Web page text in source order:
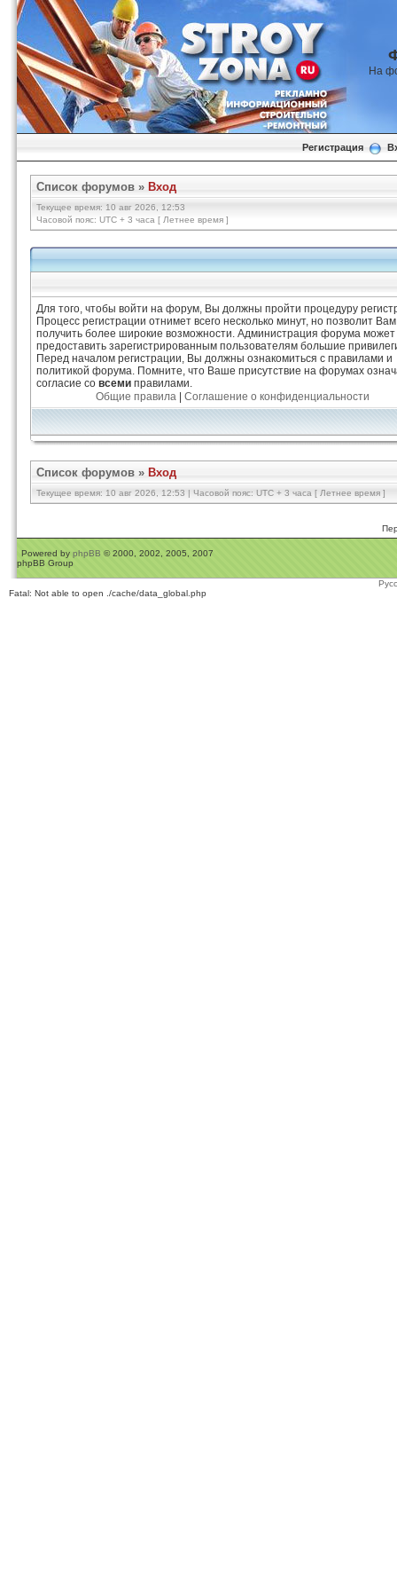
На
Регистрация
Список форумов » Вход
Текущее время: 10 авг 2026, 12:53
Часовой пояс: UTC + 3 часа [ Летнее время ]
Для того, чтобы войти на форум, Вы должны пройти процедуру
Процесс регистрации отнимет всего несколько минут, но позволит Вам
получить более широкие возможности. Администрация форума может
предоставить зарегистрированным пользователям большие
Перед началом регистрации, Вы должны ознакомиться с правилами и
политикой форума. Помните, что Ваше присутствие на форумах
согласие со всеми правилами.
Общие правила
Соглашение о конфиденциальности
Список форумов » Вход
Текущее время: 10 авг 2026, 12:53 | Часовой пояс: UTC + 3 часа [ Летнее время ]
Powered by phpBB © 2000, 2002, 2005, 2007
phpBB Group
Fatal: Not able to open ./cache/data_global.php